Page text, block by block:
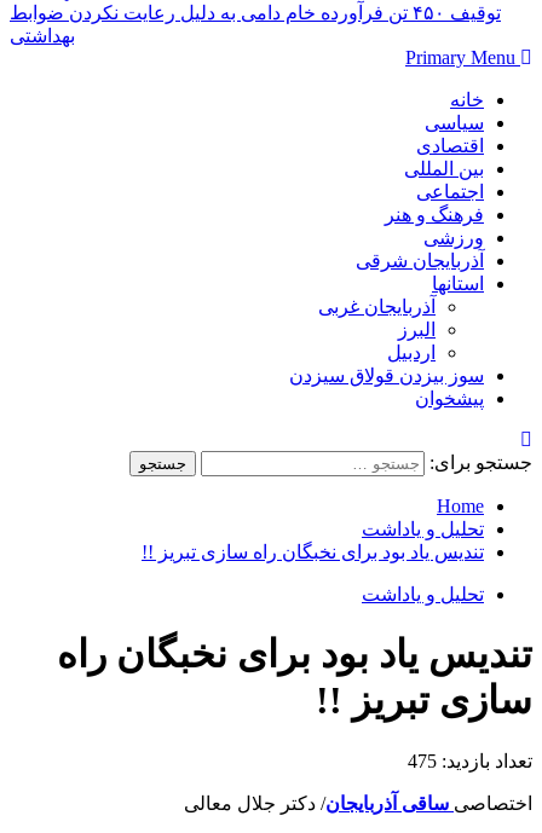
توقیف ۴۵۰ تن فرآورده خام دامی به دلیل رعایت نکردن ضوابط
بهداشتی
Primary Menu
خانه
سیاسی
اقتصادی
بین المللی
اجتماعی
فرهنگ و هنر
ورزشی
آذربایجان شرقی
استانها
آذربایجان غربی
البرز
اردبیل
سوز بیزدن قولاق سیزدن
پیشخوان
جستجو برای:
Home
تحلیل و یاداشت
تندیس یاد بود برای نخبگان راه سازی تبریز !!
تحلیل و یاداشت
تندیس یاد بود برای نخبگان راه
سازی تبریز !!
تعداد بازدید: 475
اختصاصی ساقی آذربایجان/ دکتر جلال معالی